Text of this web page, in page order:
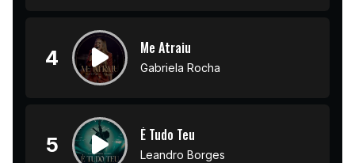
4 Me Atraiu
Gabriela Rocha
5 É Tudo Teu
Leandro Borges